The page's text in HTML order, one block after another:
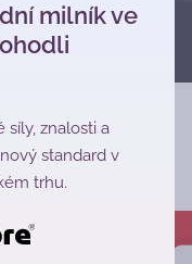
milník ve
síly, znalosti a
standard v
trhu.